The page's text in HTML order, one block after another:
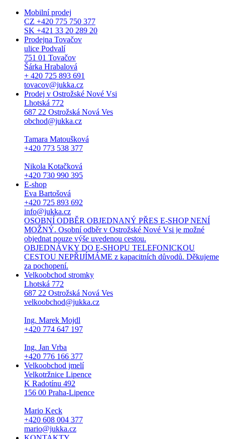
Mobilní prodej
CZ +420 775 750 377
SK +421 33 20 289 20
Prodejna Tovačov
ulice Podvalí
751 01 Tovačov
Šárka Hrabalová
+ 420 725 893 691
tovacov@jukka.cz
Prodej v Ostrožské Nové Vsi
Lhotská 772
687 22 Ostrožská Nová Ves
obchod@jukka.cz
Tamara Matoušková
+420 773 538 377
Nikola Kotačková
+420 730 990 395
E-shop
Eva Bartošová
+420 725 893 692
info@jukka.cz
OSOBNÍ ODBĚR OBJEDNANÝ PŘES E-SHOP NENÍ
MOŽNÝ. Osobní odběr v Ostrožské Nové Vsi je možné
objednat pouze výše uvedenou cestou.
OBJEDNÁVKY DO E-SHOPU TELEFONICKOU
CESTOU NEPŘIJÍMÁME z kapacitních důvodů. Děkujeme
za pochopení.
Velkoobchod stromky
Lhotská 772
687 22 Ostrožská Nová Ves
velkoobchod@jukka.cz
Ing. Marek Mojdl
+420 774 647 197
Ing. Jan Vrba
+420 776 166 377
Velkoobchod jmelí
Velkotržnice Lipence
K Radotínu 492
156 00 Praha-Lipence
Mario Keck
+420 608 004 377
mario@jukka.cz